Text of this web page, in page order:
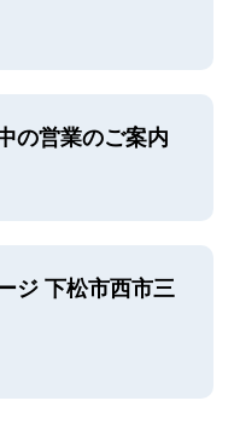
の営業のご案内
ジ 下松市西市三